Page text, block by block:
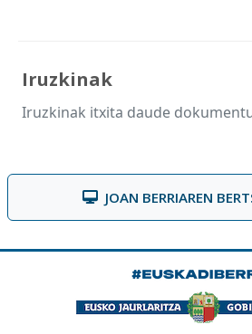
Iruzkinak
Iruzkinak itxita daude
JOAN BERRIAREN